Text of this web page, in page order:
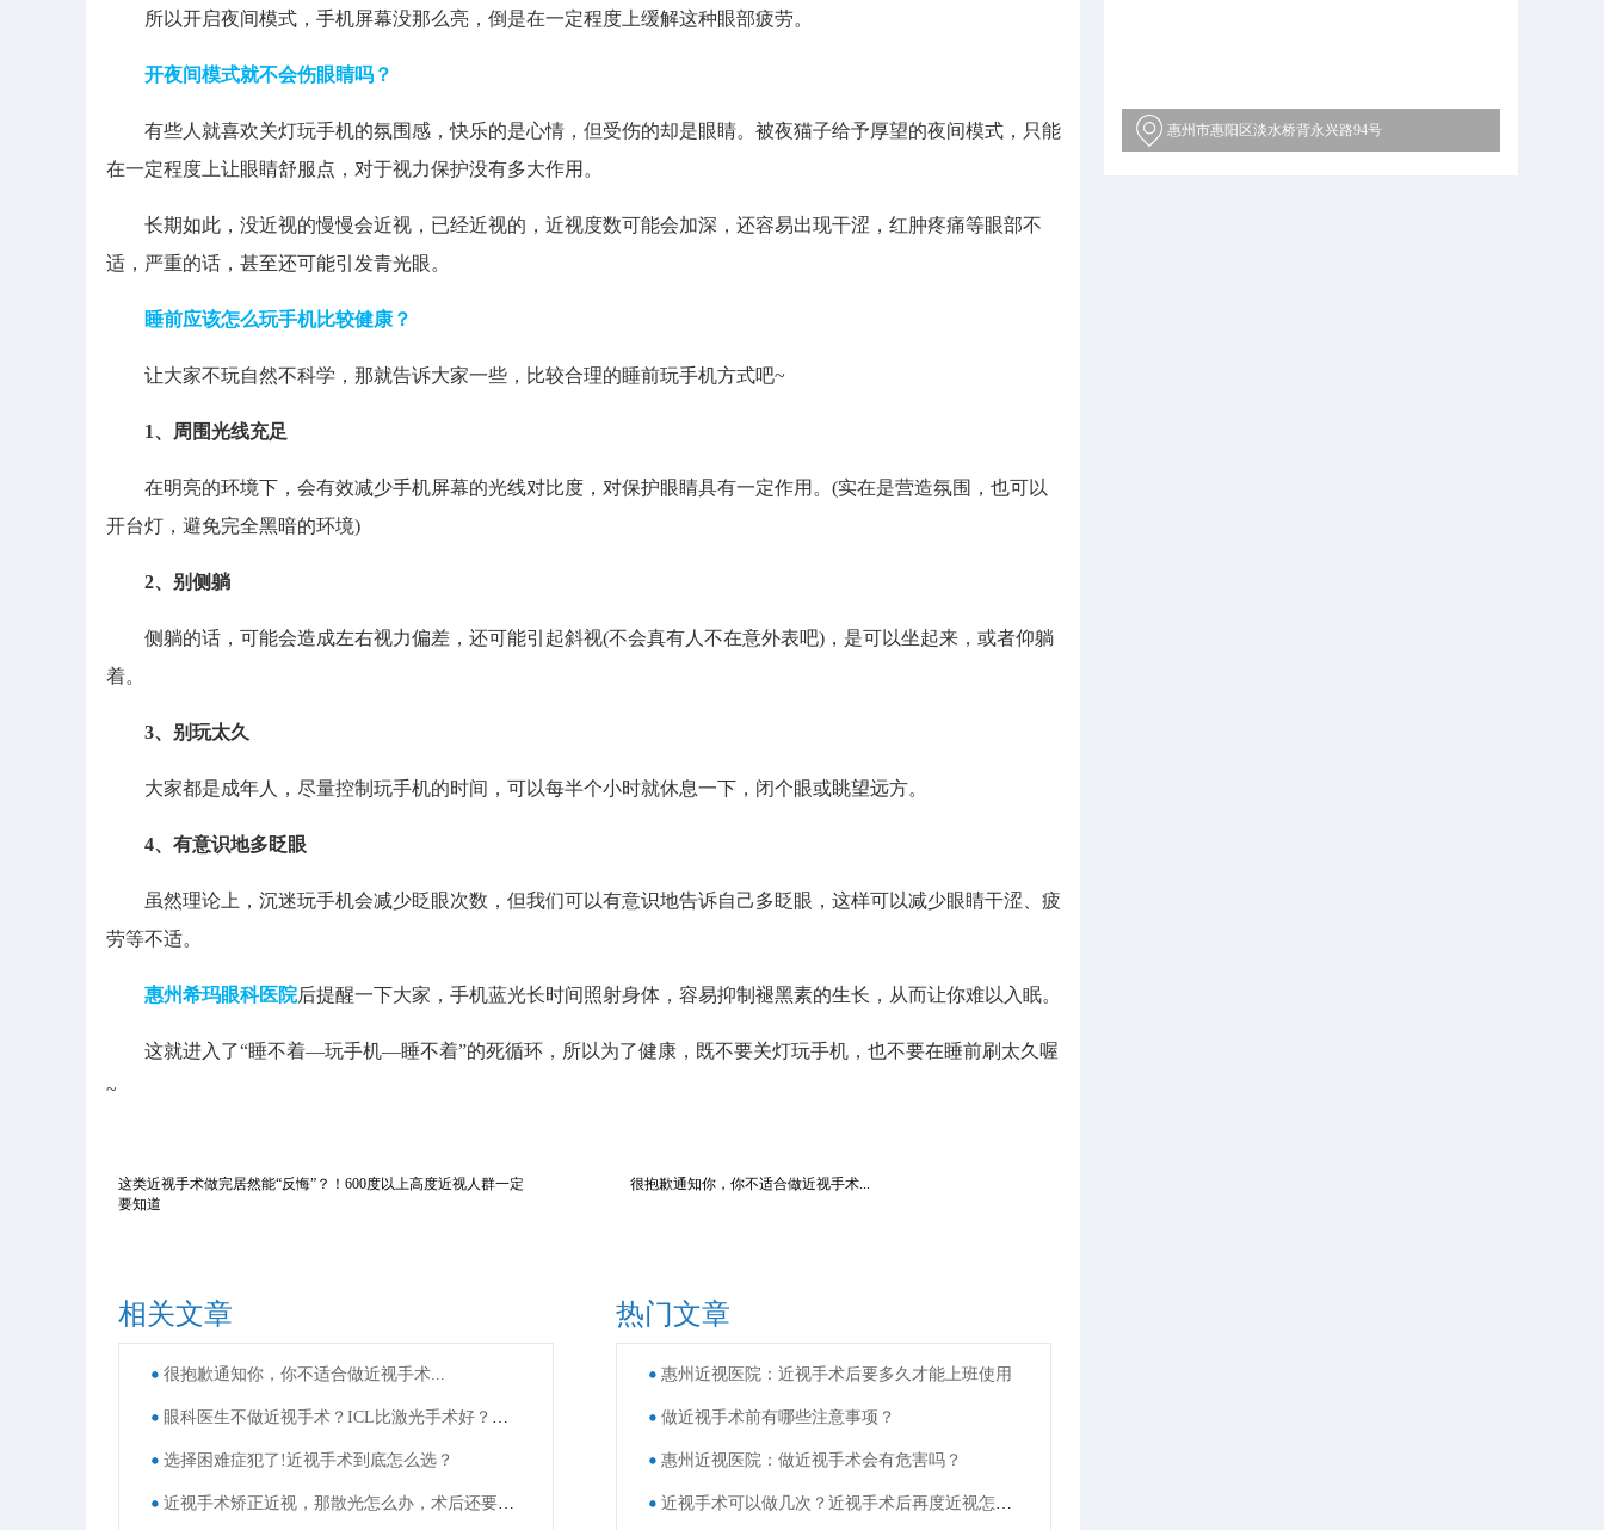
所以开启夜间模式，手机屏幕没那么亮，倒是在一定程度上缓解这种眼部疲劳。
开夜间模式就不会伤眼睛吗？
有些人就喜欢关灯玩手机的氛围感，快乐的是心情，但受伤的却是眼睛。被夜猫子给予厚望的夜间模式，只能
在一定程度上让眼睛舒服点，对于视力保护没有多大作用。
长期如此，没近视的慢慢会近视，已经近视的，近视度数可能会加深，还容易出现干涩，红肿疼痛等眼部不
适，严重的话，甚至还可能引发青光眼。
睡前应该怎么玩手机比较健康？
让大家不玩自然不科学，那就告诉大家一些，比较合理的睡前玩手机方式吧~
1、周围光线充足
在明亮的环境下，会有效减少手机屏幕的光线对比度，对保护眼睛具有一定作用。(实在是营造氛围，也可以
开台灯，避免完全黑暗的环境)
2、别侧躺
侧躺的话，可能会造成左右视力偏差，还可能引起斜视(不会真有人不在意外表吧)，是可以坐起来，或者仰躺
着。
3、别玩太久
大家都是成年人，尽量控制玩手机的时间，可以每半个小时就休息一下，闭个眼或眺望远方。
4、有意识地多眨眼
虽然理论上，沉迷玩手机会减少眨眼次数，但我们可以有意识地告诉自己多眨眼，这样可以减少眼睛干涩、疲
劳等不适。
惠州希玛眼科医院后提醒一下大家，手机蓝光长时间照射身体，容易抑制褪黑素的生长，从而让你难以入眠。
这就进入了“睡不着—玩手机—睡不着”的死循环，所以为了健康，既不要关灯玩手机，也不要在睡前刷太久喔
~
这类近视手术做完居然能“反悔”？！600度以上高度近视人群一定
要知道
很抱歉通知你，你不适合做近视手术...
相关文章
很抱歉通知你，你不适合做近视手术...
眼科医生不做近视手术？ICL比激光手术好？这些近视手术谣言，别再信了！
选择困难症犯了!近视手术到底怎么选？
近视手术矫正近视，那散光怎么办，术后还要戴眼镜吗？
热门文章
惠州近视医院：近视手术后要多久才能上班使用
做近视手术前有哪些注意事项？
惠州近视医院：做近视手术会有危害吗？
近视手术可以做几次？近视手术后再度近视怎么办？
惠州市惠阳区淡水桥背永兴路94号